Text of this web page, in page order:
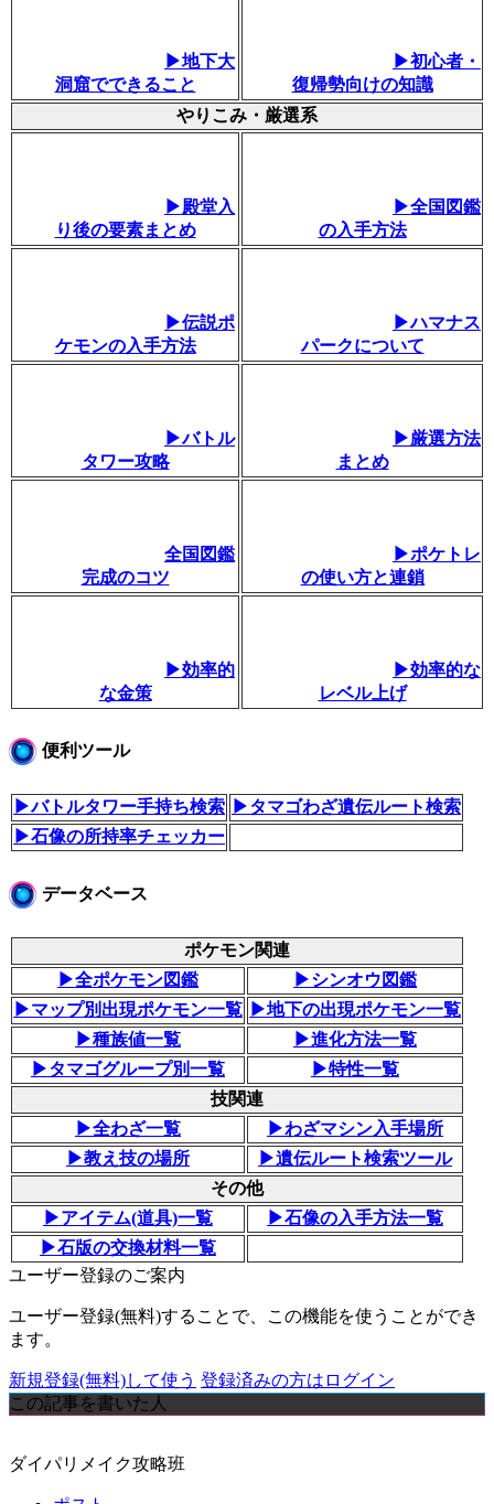
▶地下大
洞窟でできること
▶初心者・
復帰勢向けの知識
やりこみ・厳選系
▶殿堂入
り後の要素まとめ
▶全国図鑑
の入手方法
▶伝説ポ
ケモンの入手方法
▶ハマナス
パークについて
▶バトル
タワー攻略
▶厳選方法
まとめ
全国図鑑
完成のコツ
▶ポケトレ
の使い方と連鎖
▶効率的
な金策
▶効率的な
レベル上げ
便利ツール
▶バトルタワー手持ち検索 ▶タマゴわざ遺伝ルート検索
▶石像の所持率チェッカー
データベース
ポケモン関連
▶全ポケモン図鑑
▶シンオウ図鑑
▶マップ別出現ポケモン一覧
▶地下の出現ポケモン一覧
▶種族値一覧
▶進化方法一覧
▶タマゴグループ別一覧
▶特性一覧
技関連
▶全わざ一覧
▶わざマシン入手場所
▶教え技の場所
▶遺伝ルート検索ツール
その他
▶アイテム(道具)一覧
▶石像の入手方法一覧
▶石版の交換材料一覧
ユーザー登録のご案内
ユーザー登録(無料)することで、この機能を使うことができ
ます。
新規登録(無料)して使う 登録済みの方はログイン
この記事を書いた人
ダイパリメイク攻略班